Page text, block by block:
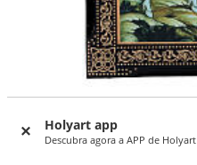
Holyart app
Descubra agora a APP de Holyart
ESGOTADO